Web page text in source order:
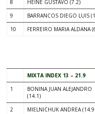
8 HEINE GUSTAVO (7.2)
9
BARRANCOS DIEGO LUIS
10
FERREIRO MARIA ALDANA
MIXTA INDEX 13 – 21.9
1
BONINA JUAN ALEJANDRO
(14.1)
2 MIELNICHUK ANDREA